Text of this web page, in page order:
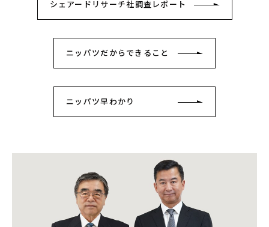
シェアードリサーチ社調査レポート
ニッパツだからできること
ニッパツ早わかり